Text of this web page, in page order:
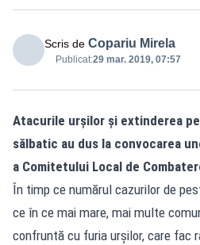
Scris de Copariu Mirela
Publicat:29 mar. 2019, 07:57
Atacurile urşilor şi extinderea
sălbatic au dus la convocarea
a Comitetului Local de
În timp ce numărul cazurilor de
ce în ce mai mare, mai multe
confruntă cu furia urşilor, care fac